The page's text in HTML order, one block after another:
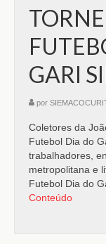
GARI
por
Coletores da
Futebol Dia do
trabalhadores,
metropolitana e
Futebol Dia do
Conteúdo